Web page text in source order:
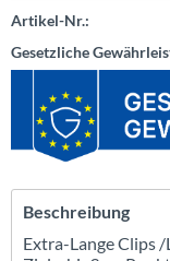
Artikel-Nr.:
Gesetzliche
Beschreibung
Extra-Lange Clips